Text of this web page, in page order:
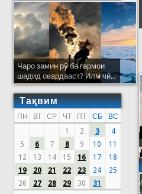
Чаро замин рӯ ба гармои
шадид овардааст? Илм чӣ...
Тақвим
ПН ВТ СР ЧТ ПТ СБ
ВС
1
2 3
4
5
6 7 8 9 10
11
12
13 14 15 16 17
18
19
20 21 22 23 24
25
26
27 28 29 30 31